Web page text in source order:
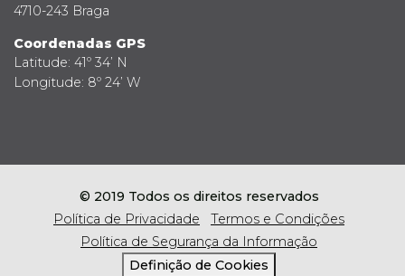
4710-243 Braga
Coordenadas GPS
Latitude: 41º 34’ N
Longitude: 8º 24’ W
© 2019 Todos os direitos reservados
Política de Privacidade
Termos e Condições
Política de Segurança da Informação
Definição de Cookies